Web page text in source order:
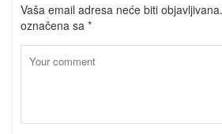
Vaša email adresa neće biti objavljivana.
označena sa *